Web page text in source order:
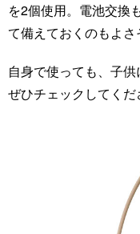
を2個使用。電池交換
て備えておくのもよさ
自身で使っても、子供
ぜひチェックしてくだ